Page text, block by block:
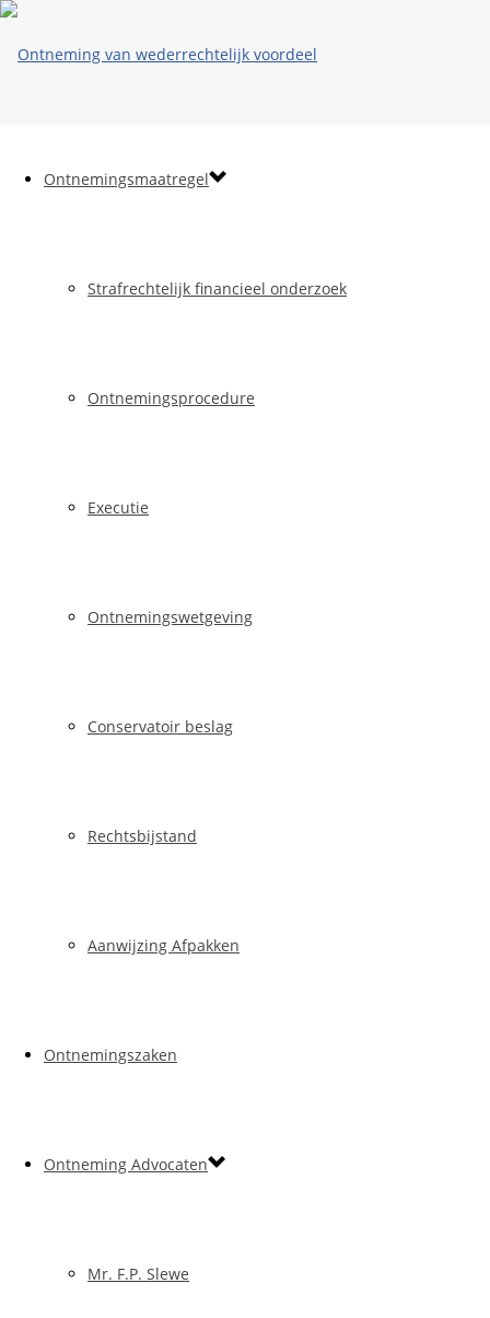
Ontnemingsmaatregel
Strafrechtelijk financieel onderzoek
Ontnemingsprocedure
Executie
Ontnemingswetgeving
Conservatoir beslag
Rechtsbijstand
Aanwijzing Afpakken
Ontnemingszaken
Ontneming Advocaten
Mr. F.P. Slewe